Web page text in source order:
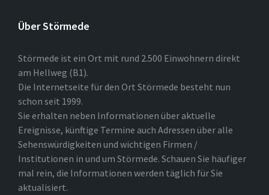
Über Störmede
Störmede ist ein Ort mit rund 2.500 Einwohnern direkt
am Hellweg (B1).
Die Internetseite für den Ort Störmede besteht nun
schon seit 1999.
Sie erhalten neben Informationen über aktuelle
Ereignisse, künftige Termine auch Adressen über alle
Sehenswürdigkeiten und wichtigen Firmen /
Institutionen in und um Störmede. Schauen Sie häufiger
mal rein, die Informationen werden täglich für Sie
aktualisiert.